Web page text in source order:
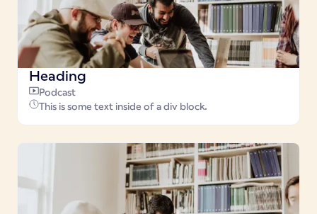
Heading
Podcast
This is some text inside of a div block.